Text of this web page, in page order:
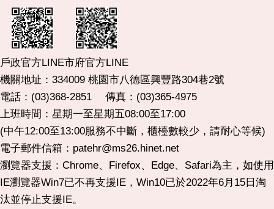
戶政官方LINE市府官方LINE
機關地址：334009 桃園市八德區興豐路304巷2號
電話：(03)368-2851 傳真：(03)365-4975
上班時間：星期一至星期五08:00至17:00
(中午12:00至13:00服務不中斷，櫃檯數較少，請耐心等候)
電子郵件信箱：patehr@ms26.hinet.net
瀏覽器支援：Chrome、Firefox、Edge、Safari為主，如使用
IE瀏覽器Win7已不再支援IE，Win10已於2022年6月15日淘
汰並停止支援IE。